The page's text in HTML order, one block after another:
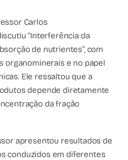
Carlos
“Interferência da
de nutrientes”, com
organominerais e no papel
Ele ressaltou que a
depende diretamente
da fração
apresentou resultados de
conduzidos em diferentes